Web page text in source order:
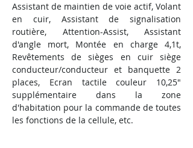
Assistant de maintien de voie actif, Volant
en cuir, Assistant de signalisation
routière, Attention-Assist, Assistant
d'angle mort, Montée en charge 4,1t,
Revêtements de sièges en cuir siège
conducteur/conducteur et banquette 2
places, Ecran tactile couleur 10,25"
supplémentaire dans la zone
d'habitation pour la commande de toutes
les fonctions de la cellule, etc.